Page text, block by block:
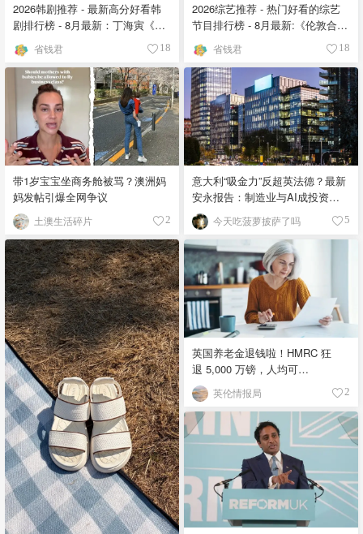
2026韩剧推荐 - 最新高分好看韩
剧排行榜 - 8月最新：丁海寅《我
的荒糖恋爱 》上线❣️
省钱君 18
2026综艺推荐 - 热门好看的综艺
节目排行榜 - 8月最新:《​​伦敦合伙
人》回归啦
省钱君 18
带1岁宝宝坐商务舱被骂？澳洲妈
妈发帖引爆全网争议
土澳生活碎片 2
意大利“吸金力”反超英法德？最新
安永报告：制造业与AI成投资新
宠！ 今天吃菠萝披萨了吗 5
英国养老金退钱啦！HMRC 狂
退 5,000 万镑，人均可
领 £4,000！
英伦情报局 2